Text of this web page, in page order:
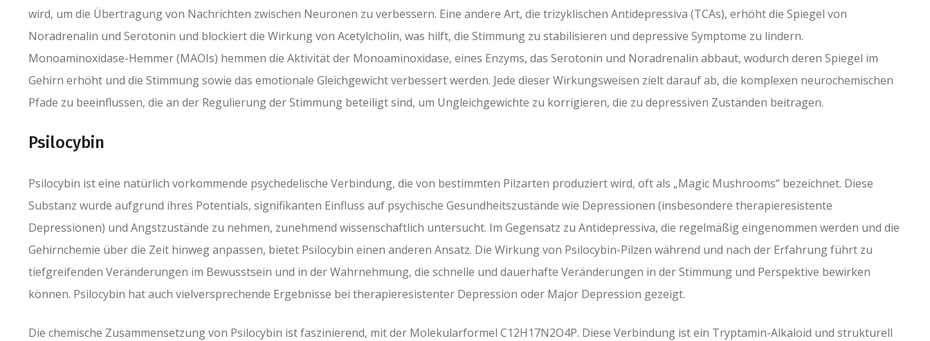
wird, um die Übertragung von Nachrichten zwischen Neuronen zu verbessern. Eine andere Art, die trizyklischen Antidepressiva (TCAs), erhöht die Spiegel von
Noradrenalin und Serotonin und blockiert die Wirkung von Acetylcholin, was hilft, die Stimmung zu stabilisieren und depressive Symptome zu lindern.
Monoaminoxidase-Hemmer (MAOIs) hemmen die Aktivität der Monoaminoxidase, eines Enzyms, das Serotonin und Noradrenalin abbaut, wodurch deren Spiegel im
Gehirn erhöht und die Stimmung sowie das emotionale Gleichgewicht verbessert werden. Jede dieser Wirkungsweisen zielt darauf ab, die komplexen neurochemischen
Pfade zu beeinflussen, die an der Regulierung der Stimmung beteiligt sind, um Ungleichgewichte zu korrigieren, die zu depressiven Zuständen beitragen.
Psilocybin
Psilocybin ist eine natürlich vorkommende psychedelische Verbindung, die von bestimmten Pilzarten produziert wird, oft als „Magic Mushrooms“ bezeichnet. Diese
Substanz wurde aufgrund ihres Potentials, signifikanten Einfluss auf psychische Gesundheitszustände wie Depressionen (insbesondere therapieresistente
Depressionen) und Angstzustände zu nehmen, zunehmend wissenschaftlich untersucht. Im Gegensatz zu Antidepressiva, die regelmäßig eingenommen werden und die
Gehirnchemie über die Zeit hinweg anpassen, bietet Psilocybin einen anderen Ansatz. Die Wirkung von Psilocybin-Pilzen während und nach der Erfahrung führt zu
tiefgreifenden Veränderungen im Bewusstsein und in der Wahrnehmung, die schnelle und dauerhafte Veränderungen in der Stimmung und Perspektive bewirken
können. Psilocybin hat auch vielversprechende Ergebnisse bei therapieresistenter Depression oder Major Depression gezeigt.
Die chemische Zusammensetzung von Psilocybin ist faszinierend, mit der Molekularformel C12H17N2O4P. Diese Verbindung ist ein Tryptamin-Alkaloid und strukturell